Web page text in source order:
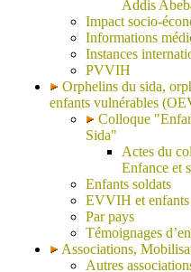
Addis
Impact socio-
Informations
Instances
PVVIH
Orphelins du sida,
enfants vulnérables
Colloque
Sida"
Actes du
Enfance et
Enfants soldats
EVVIH et enfants
Par pays
Témoignages
Associations,
Autres